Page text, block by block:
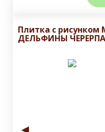
Плитка с
ДЕЛЬФИНЫ